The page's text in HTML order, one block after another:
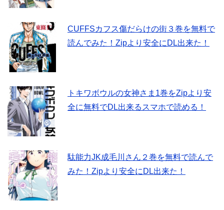
CUFFSカフス傷だらけの街３巻を無料で
読んでみた！Zipより安全にDL出来た！
トキワボウルの女神さま1巻をZipより安
全に無料でDL出来るスマホで読める！
駄能力JK成毛川さん２巻を無料で読んで
みた！Zipより安全にDL出来た！